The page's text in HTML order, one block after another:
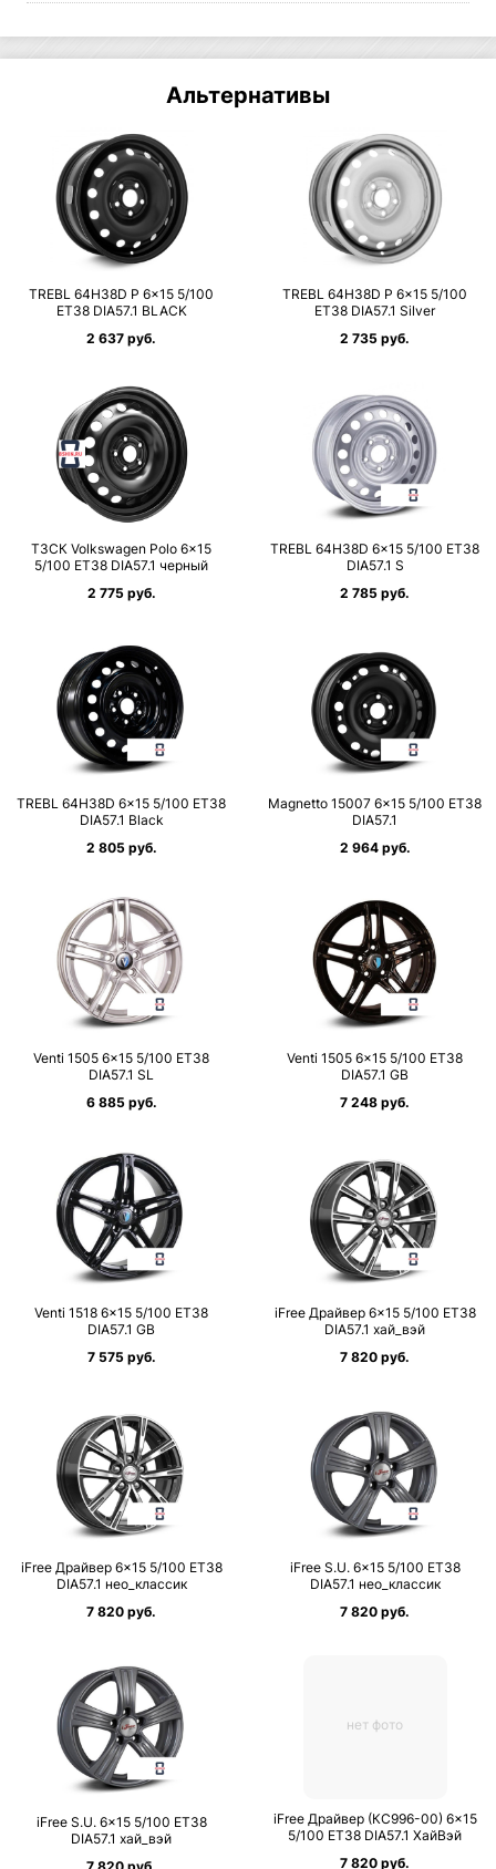
Альтернативы
TREBL 64H38D P 6×15 5/100
ET38 DIA57.1 BLACK
2 637 руб.
TREBL 64H38D P 6×15 5/100
ET38 DIA57.1 Silver
2 735 руб.
ТЗСК Volkswagen Polo 6×15
5/100 ET38 DIA57.1 черный
2 775 руб.
TREBL 64H38D 6×15 5/100 ET38
DIA57.1 S
2 785 руб.
TREBL 64H38D 6×15 5/100 ET38
DIA57.1 Black
2 805 руб.
Magnetto 15007 6×15 5/100 ET38
DIA57.1
2 964 руб.
Venti 1505 6×15 5/100 ET38
DIA57.1 SL
6 885 руб.
Venti 1505 6×15 5/100 ET38
DIA57.1 GB
7 248 руб.
Venti 1518 6×15 5/100 ET38
DIA57.1 GB
7 575 руб.
iFree Драйвер 6×15 5/100 ET38
DIA57.1 хай_вэй
7 820 руб.
iFree Драйвер 6×15 5/100 ET38
DIA57.1 нео_классик
7 820 руб.
iFree S.U. 6×15 5/100 ET38
DIA57.1 нео_классик
7 820 руб.
iFree S.U. 6×15 5/100 ET38
DIA57.1 хай_вэй
нет фото
iFree Драйвер (КС996-00) 6×15
5/100 ET38 DIA57.1 ХайВэй
7 820 руб.